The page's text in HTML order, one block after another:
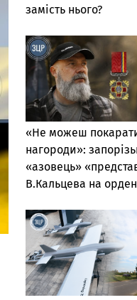
замість нього?
«Не можеш
нагороди»:
«азовець»
В.Кальцева на